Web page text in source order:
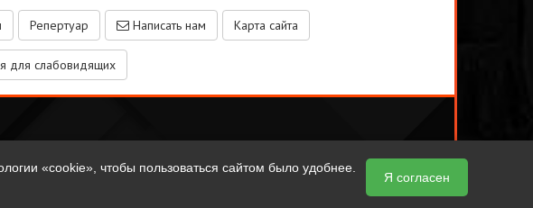
Репертуар Написать нам Карта сайта
для слабовидящих
«cookie», чтобы пользоваться сайтом было удобнее.
Я согласен